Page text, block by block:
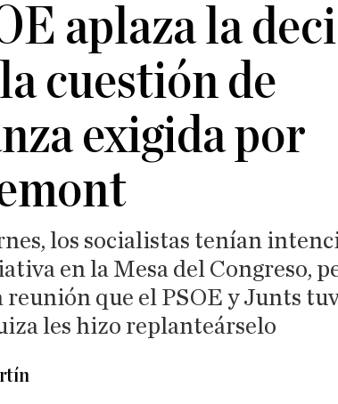
aplaza la
cuestión de
exigida por
los socialistas tenían
en la Mesa del Congreso,
reunión que el PSOE y Junts
les hizo replanteárselo